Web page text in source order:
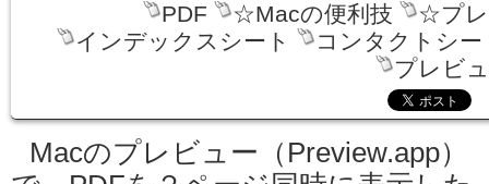
PDF ☆Macの便利技
☆プレ
インデックスシート
コンタクトシー
プレビ
Macのプレビュー（Preview.app）